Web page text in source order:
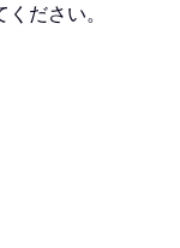
ださい。